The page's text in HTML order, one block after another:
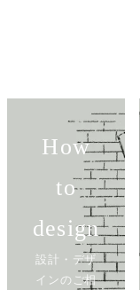
How
to
design
設計・デザ
インのご相